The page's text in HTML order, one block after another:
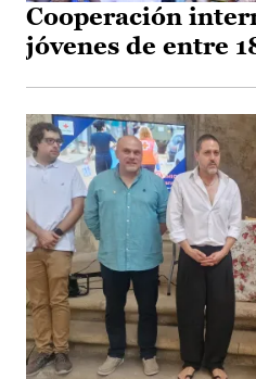
Cooperación
jóvenes de entre